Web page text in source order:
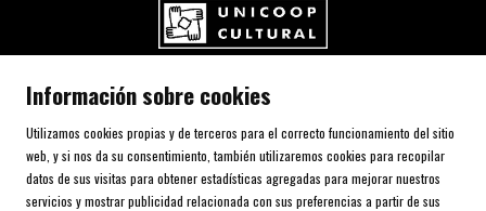
Carrer de l'Aurora, 80 (Plaça de Cal Font)
Telf. 93 805 00 75
Información sobre cookies
Utilizamos cookies propias y de terceros para el correcto funcionamiento del sitio
web, y si nos da su consentimiento, también utilizaremos cookies para recopilar
datos de sus visitas para obtener estadísticas agregadas para mejorar nuestros
servicios y mostrar publicidad relacionada con sus preferencias a partir de sus